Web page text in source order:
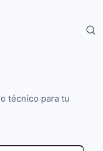
técnico para tu